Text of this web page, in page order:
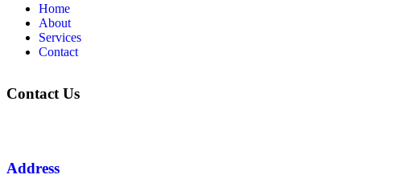
Home
About
Services
Contact
Contact Us
Address